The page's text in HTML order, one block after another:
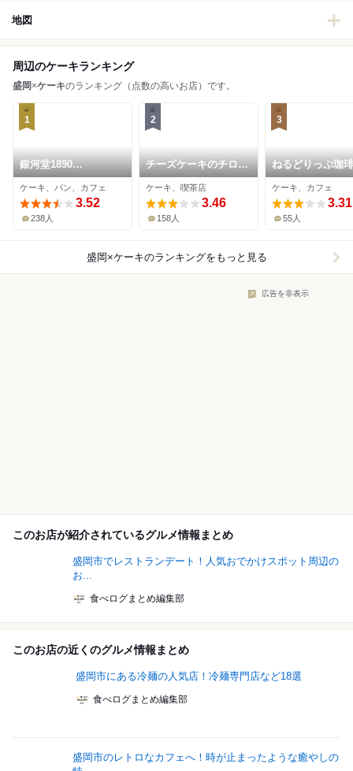
地図
周辺のケーキランキング
盛岡 ×ケーキのランキング（点数の高いお店）です。
1
銀河堂1890
Sweets&Bakery
ケーキ、パン、カフェ
3.52
238人
2
チーズケーキのチロル
大通店
ケーキ、喫茶店
3.46
158人
3
ねるどりっぷ珈
屋
ケーキ、カフェ
3.31
55人
盛岡×ケーキのランキングをもっと見る
広告を非表示
このお店が紹介されているグルメ情報まとめ
盛岡市でレストランデート！人気おでかけスポット周辺の
お...
食べログまとめ編集部
このお店の近くのグルメ情報まとめ
盛岡市にある冷麺の人気店！冷麺専門店など18選
食べログまとめ編集部
盛岡市のレトロなカフェへ！時が止まったような癒やしの